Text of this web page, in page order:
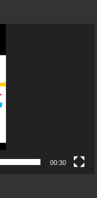
00:30